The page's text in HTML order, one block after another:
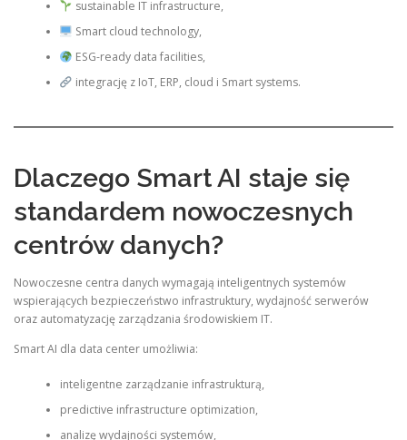
sustainable IT infrastructure,
Smart cloud technology,
ESG-ready data facilities,
integrację z IoT, ERP, cloud i Smart systems.
Dlaczego Smart AI staje się
standardem nowoczesnych
centrów danych?
Nowoczesne centra danych wymagają inteligentnych systemów
wspierających bezpieczeństwo infrastruktury, wydajność serwerów
oraz automatyzację zarządzania środowiskiem IT.
Smart AI dla data center umożliwia:
inteligentne zarządzanie infrastrukturą,
predictive infrastructure optimization,
analizę wydajności systemów,